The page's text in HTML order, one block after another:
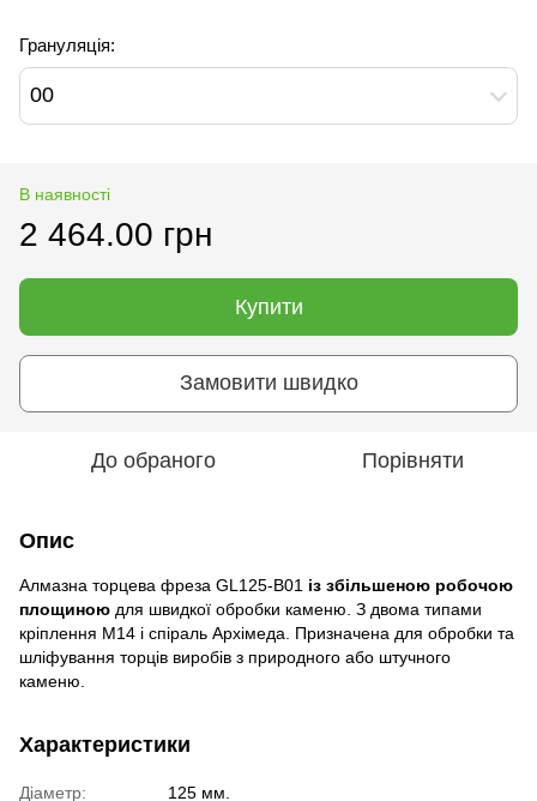
Грануляція:
00
В наявності
2 464.00 грн
Купити
Замовити швидко
До обраного Порівняти
Опис
Алмазна торцева фреза GL125-B01 із збільшеною робочою
площиною для швидкої обробки каменю. З двома типами
кріплення М14 і спіраль Архімеда. Призначена для обробки та
шліфування торців виробів з природного або штучного
каменю.
Характеристики
Діаметр:
125 мм.